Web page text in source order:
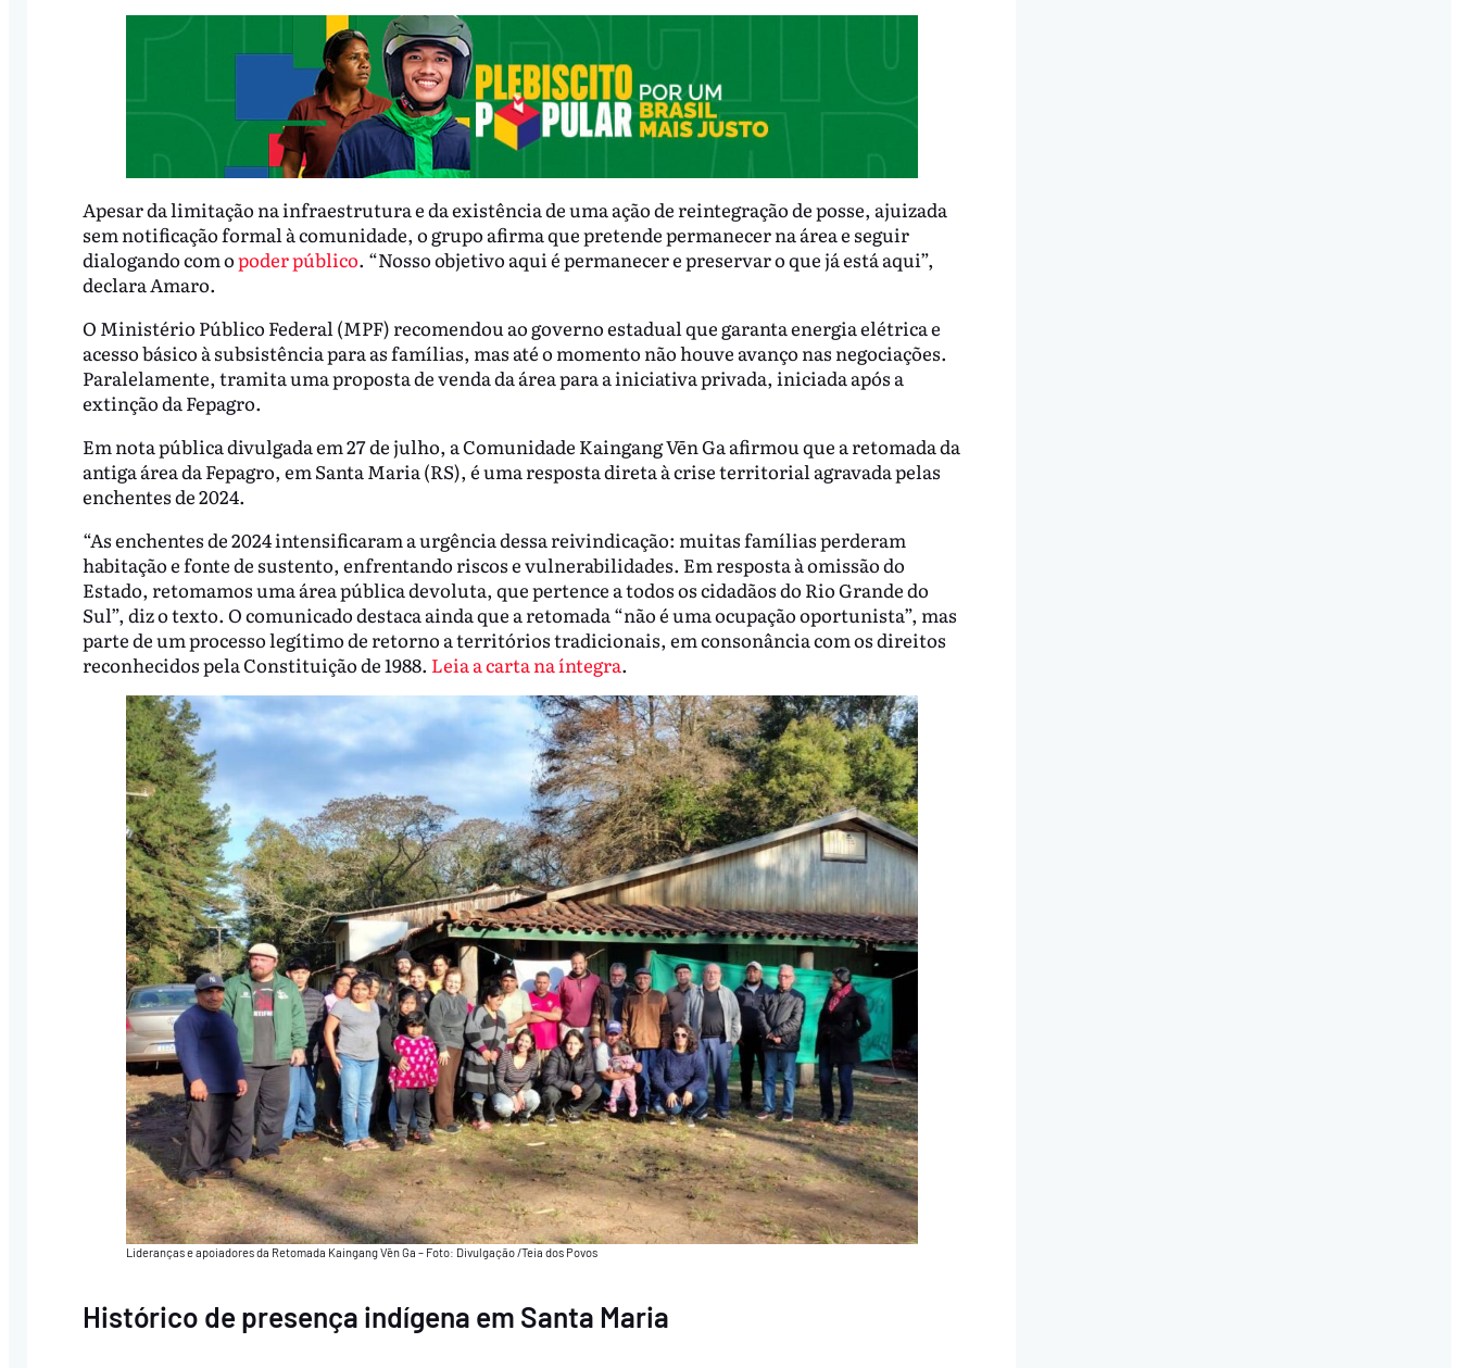
Apesar da limitação na infraestrutura e da existência de uma ação de reintegração de posse, ajuizada
sem notificação formal à comunidade, o grupo afirma que pretende permanecer na área e seguir
dialogando com opoder público. “Nosso objetivo aqui é permanecer e preservar o que já está aqui”,
declara Amaro.
O Ministério Público Federal (MPF) recomendou ao governo estadual que garanta energia elétrica e
acesso básico à subsistência para as famílias, mas até o momento não houve avanço nas negociações.
Paralelamente, tramita uma proposta de venda da área para a iniciativa privada, iniciada após a
extinção da Fepagro.
Em nota pública divulgada em 27 de julho, a Comunidade Kaingang Vēn Ga afirmou que a retomada da
antiga área da Fepagro, em Santa Maria (RS), é uma resposta direta à crise territorial agravada pelas
enchentes de 2024.
“As enchentes de 2024 intensificaram a urgência dessa reivindicação: muitas famílias perderam
habitação e fonte de sustento, enfrentando riscos e vulnerabilidades. Em resposta à omissão do
Estado, retomamos uma área pública devoluta, que pertence a todos os cidadãos do Rio Grande do
Sul”, diz o texto. O comunicado destaca ainda que a retomada “não é uma ocupação oportunista”, mas
parte de um processo legítimo de retorno a territórios tradicionais, em consonância com os direitos
reconhecidos pela Constituição de 1988. Leia a carta na íntegra.
Lideranças e apoiadores da Retomada Kaingang Vēn Ga – Foto: Divulgação /Teia dos Povos
Histórico de presença indígena em Santa Maria